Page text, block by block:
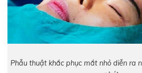
Phẫu thuật khắc phục mắt nhỏ diễn ra